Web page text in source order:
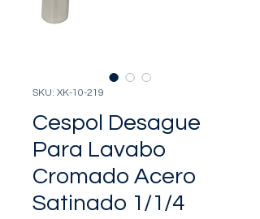
SKU: XK-10-219
Cespol Desague
Para Lavabo
Cromado Acero
Satinado 1/1/4